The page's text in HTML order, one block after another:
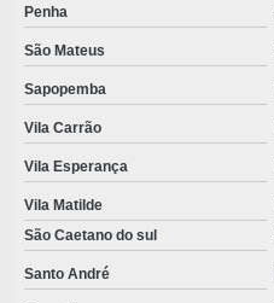
Penha
São Mateus
Sapopemba
Vila Carrão
Vila Esperança
Vila Matilde
São Caetano do sul
Santo André